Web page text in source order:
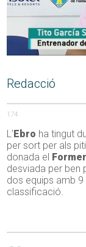
Redacció
174
L’ Ebro ha tingut
per sort per als
donada el
desviada per ben
dos equips amb
classificació.